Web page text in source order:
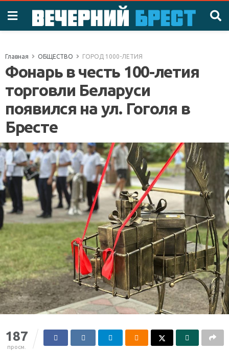
Главная ОБЩЕСТВО ГОРОД 1000-ЛЕТИЯ
Фонарь в честь 100-летия
торговли Беларуси
появился на ул. Гоголя в
Бресте
187
просм.